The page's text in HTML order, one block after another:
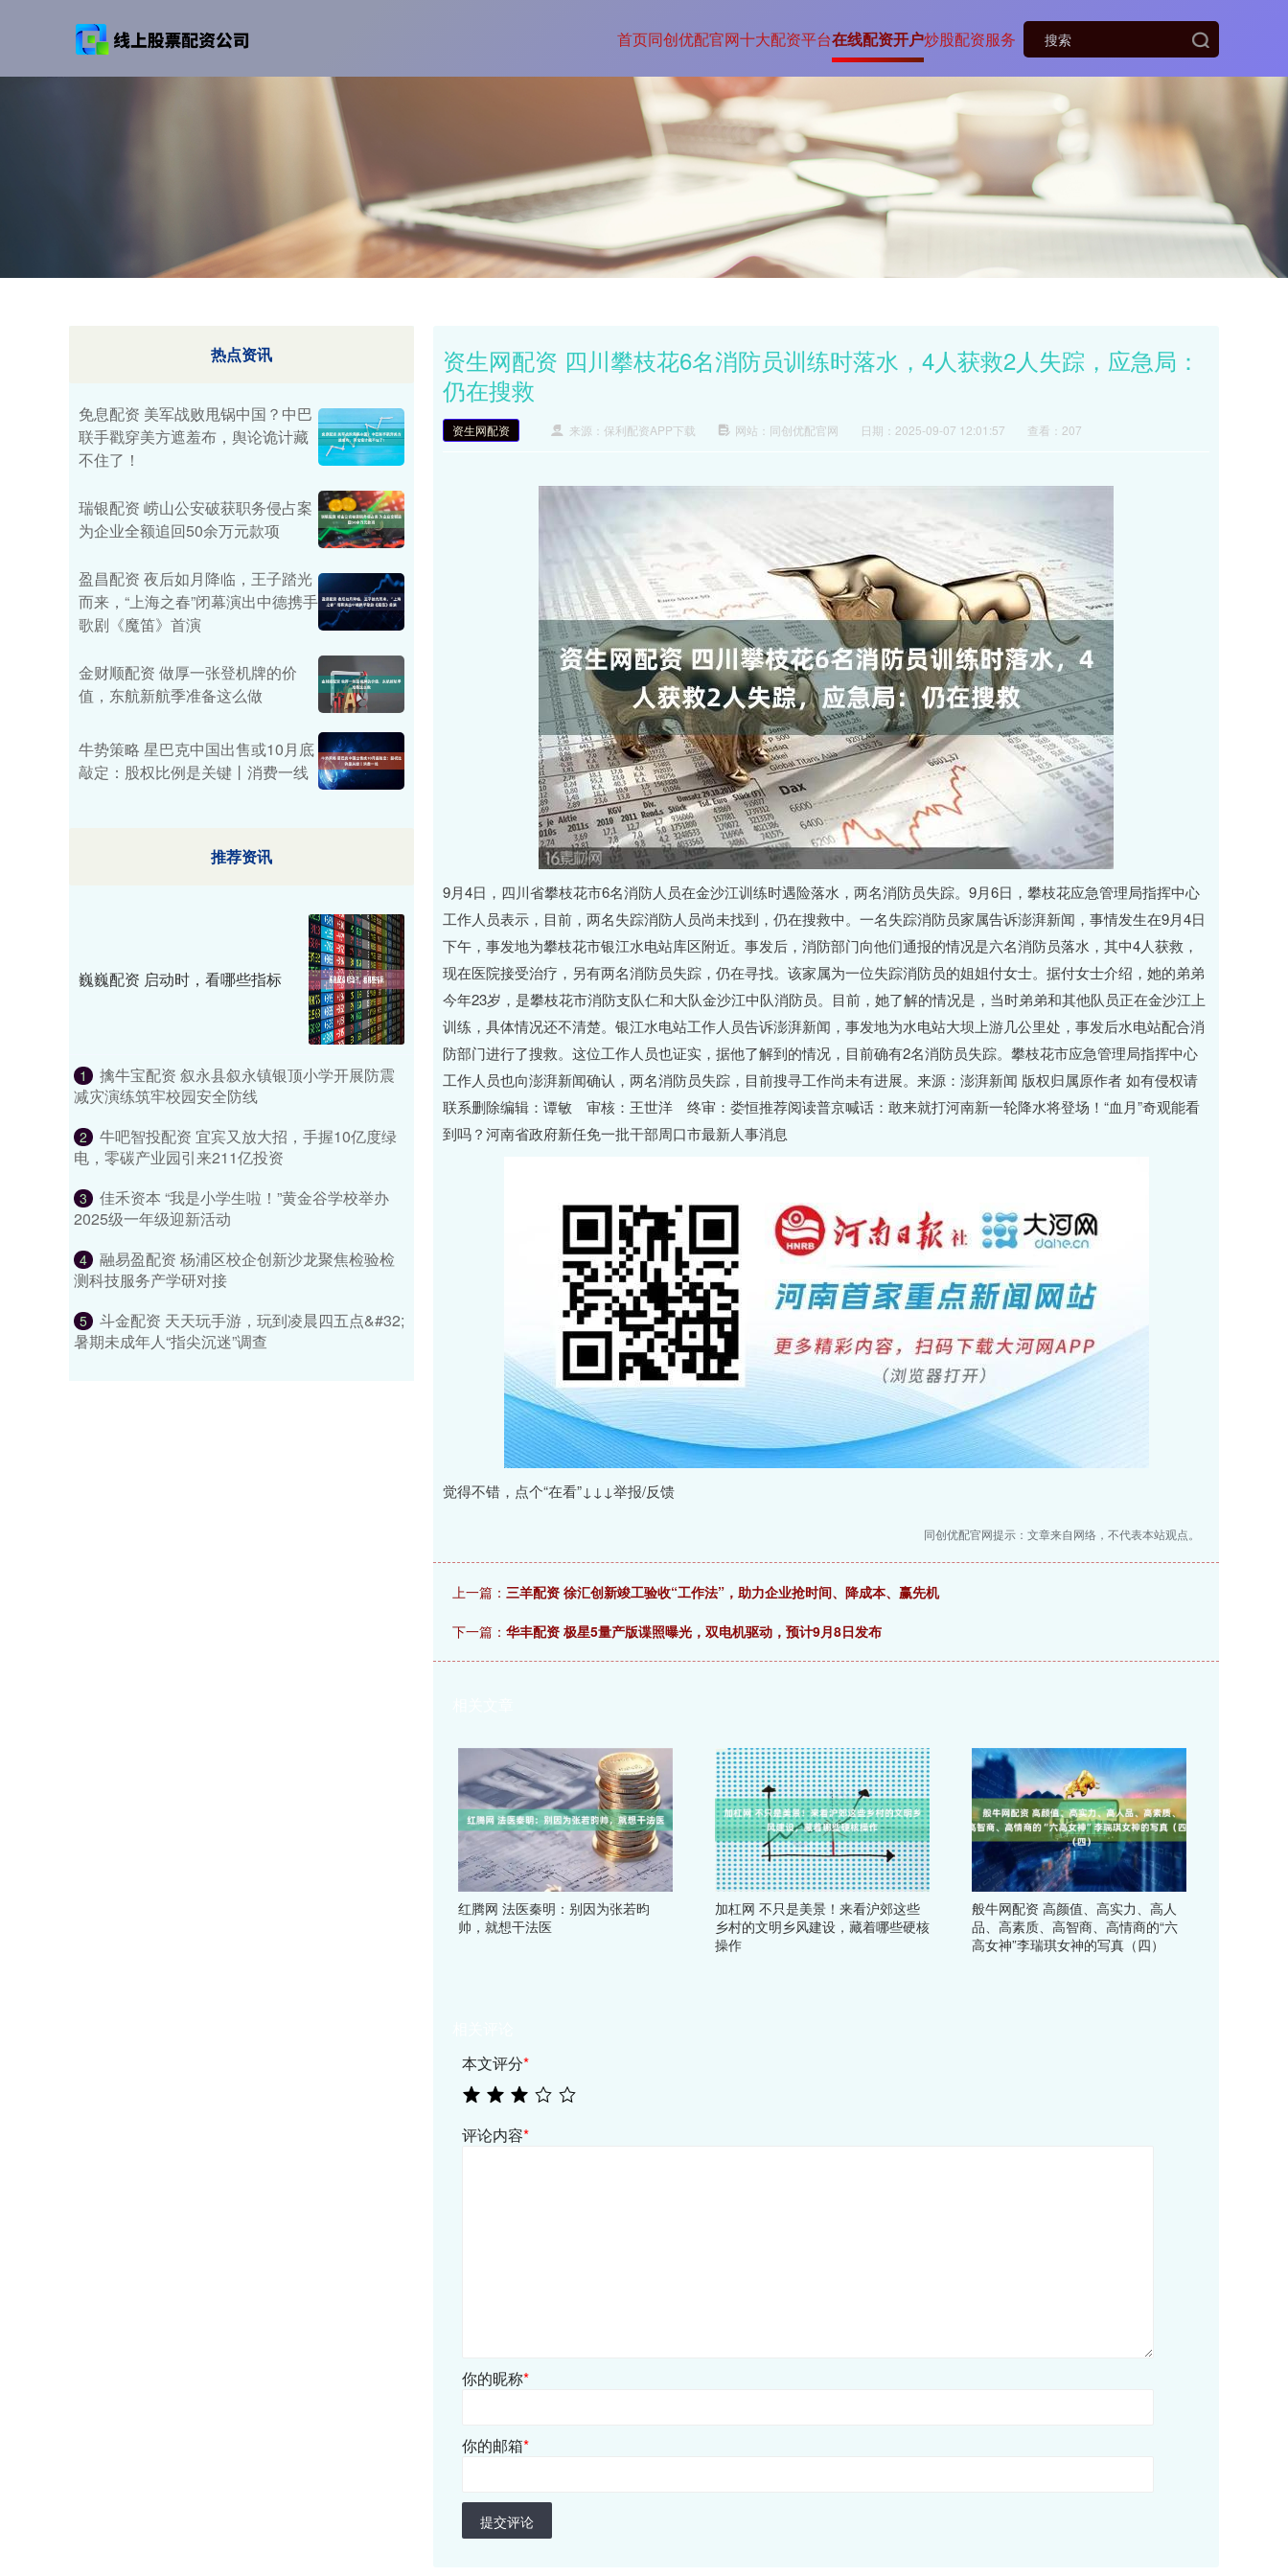
首页同创优配官网十大配资平台在线配资开户炒股配资服务
资生网配资 四川攀枝花6名消防员训练时落水，4人获救2人失踪，应急局：
仍在搜救
资生网配资 来源：保利配资APP下载 网站：同创优配官网 日期：2025-09-07 12:01:57 查看：207
9月4日，四川省攀枝花市6名消防人员在金沙江训练时遇险落水，两名消防员失踪。9月6日，攀枝花应急管理局指挥中心
工作人员表示，目前，两名失踪消防人员尚未找到，仍在搜救中。一名失踪消防员家属告诉澎湃新闻，事情发生在9月4日
下午，事发地为攀枝花市银江水电站库区附近。事发后，消防部门向他们通报的情况是六名消防员落水，其中4人获救，
现在医院接受治疗，另有两名消防员失踪，仍在寻找。该家属为一位失踪消防员的姐姐付女士。据付女士介绍，她的弟弟
今年23岁，是攀枝花市消防支队仁和大队金沙江中队消防员。目前，她了解的情况是，当时弟弟和其他队员正在金沙江上
训练，具体情况还不清楚。银江水电站工作人员告诉澎湃新闻，事发地为水电站大坝上游几公里处，事发后水电站配合消
防部门进行了搜救。这位工作人员也证实，据他了解到的情况，目前确有2名消防员失踪。攀枝花市应急管理局指挥中心
工作人员也向澎湃新闻确认，两名消防员失踪，目前搜寻工作尚未有进展。来源：澎湃新闻 版权归属原作者 如有侵权请
联系删除编辑：谭敏 审核：王世洋 终审：娄恒推荐阅读普京喊话：敢来就打河南新一轮降水将登场！“血月”奇观能看
到吗？河南省政府新任免一批干部周口市最新人事消息
觉得不错，点个“在看”↓↓↓举报/反馈
同创优配官网提示：文章来自网络，不代表本站观点。
上一篇： 三羊配资 徐汇创新竣工验收“工作法”，助力企业抢时间、降成本、赢先机
下一篇： 华丰配资 极星5量产版谍照曝光，双电机驱动，预计9月8日发布
红腾网 法医秦明：别因为张若昀
帅，就想干法医
加杠网 不只是美景！来看沪郊这些
乡村的文明乡风建设，藏着哪些硬核
操作
般牛网配资 高颜值、高实力、高人
品、高素质、高智商、高情商的“六
高女神”李瑞琪女神的写真（四）
本文评分*
评论内容*
你的昵称*
你的邮箱*
提交评论
热点资讯
免息配资 美军战败甩锅中国？中巴
联手戳穿美方遮羞布，舆论诡计藏
不住了！
瑞银配资 崂山公安破获职务侵占案
为企业全额追回50余万元款项
盈昌配资 夜后如月降临，王子踏光
而来，“上海之春”闭幕演出中德携手
歌剧《魔笛》首演
金财顺配资 做厚一张登机牌的价
值，东航新航季准备这么做
牛势策略 星巴克中国出售或10月底
敲定：股权比例是关键丨消费一线
推荐资讯
巍巍配资 启动时，看哪些指标
1
擒牛宝配资 叙永县叙永镇银顶小学开展防震
减灾演练筑牢校园安全防线
2
牛吧智投配资 宜宾又放大招，手握10亿度绿
电，零碳产业园引来211亿投资
3
佳禾资本 “我是小学生啦！”黄金谷学校举办
2025级一年级迎新活动
4
融易盈配资 杨浦区校企创新沙龙聚焦检验检
测科技服务产学研对接
5
斗金配资 天天玩手游，玩到凌晨四五点&#32;
暑期未成年人“指尖沉迷”调查